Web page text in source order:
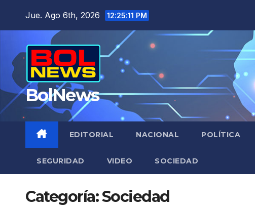
Jue. Ago 6th, 2026 12:25:12 PM
BolNews
EDITORIAL NACIONAL POLÍTICA
SEGURIDAD VIDEO SOCIEDAD
Categoría:Sociedad